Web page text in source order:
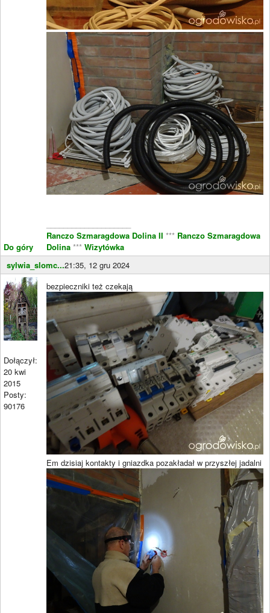
Do góry
Ranczo Szmaragdowa Dolina II *** Ranczo Szmaragdowa
Dolina *** Wizytówka
sylwia_slomc...21:35, 12 gru 2024
Dołączył:
20 kwi
2015
Posty:
90176
bezpieczniki też czekają
Em dzisiaj kontakty i gniazdka pozakładał w przyszłej jadalni